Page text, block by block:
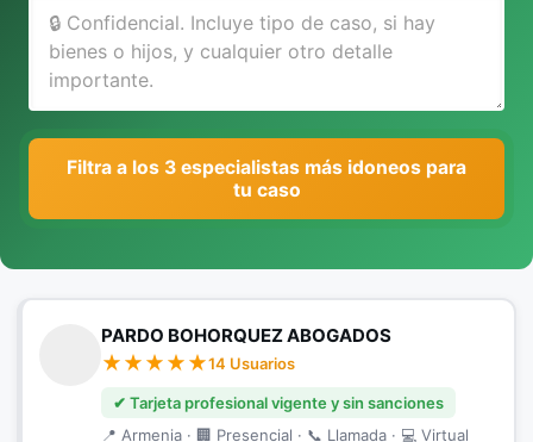
Filtra a los 3 especialistas más idoneos para
tu caso
PARDO BOHORQUEZ ABOGADOS
14 Usuarios
✔ Tarjeta profesional vigente y sin sanciones
📍 Armenia · 🏢 Presencial · 📞 Llamada · 💻 Virtual